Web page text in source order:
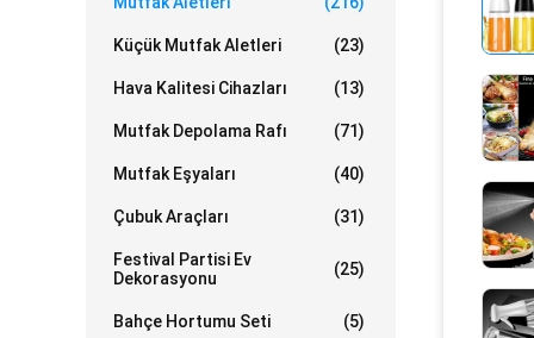
Küçük Mutfak Aletleri (23)
Hava Kalitesi Cihazları (13)
Mutfak Depolama Rafı (71)
Mutfak Eşyaları (40)
Çubuk Araçları (31)
Festival Partisi Ev
Dekorasyonu
(25)
Bahçe Hortumu Seti (5)